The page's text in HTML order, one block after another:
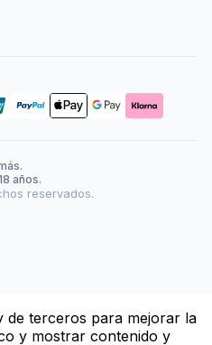
años.
reservados.
de terceros para mejorar la
y mostrar contenido y